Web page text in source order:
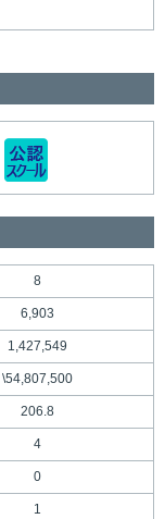
8
6,903
1,427,549
\54,807,500
206.8
4
0
1